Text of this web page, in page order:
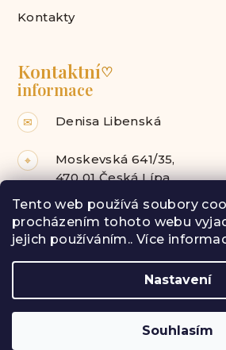
Tento web používá soubory
procházením tohoto webu
jejich používáním.. Více
Nastavení
Souhlasím
Kontakty
Kontaktní♡
informace
✉ Denisa Libenská
⌖
Moskevská 641/35,
470 01 Česká Lípa
Facebook Instagram
vyhrazena.
Vytvořil